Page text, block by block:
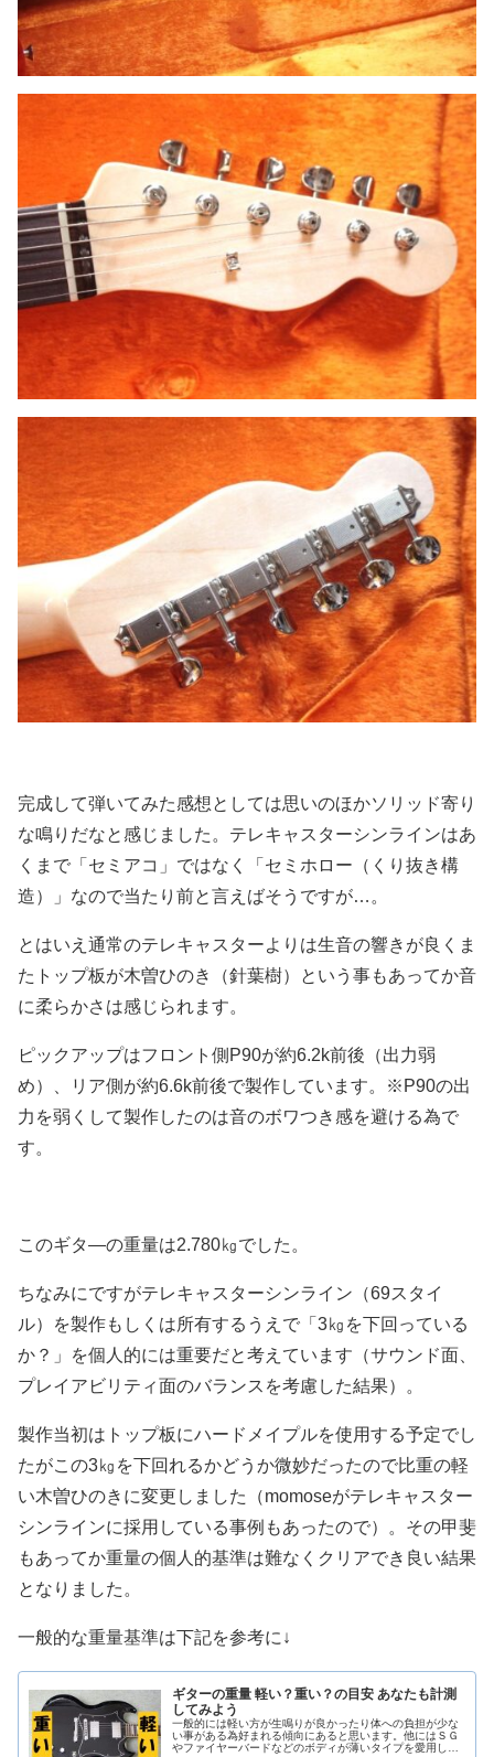
完成して弾いてみた感想としては思いのほかソリッド寄り
な鳴りだなと感じました。テレキャスターシンラインはあ
くまで「セミアコ」ではなく「セミホロー（くり抜き構
造）」なので当たり前と言えばそうですが…。
とはいえ通常のテレキャスターよりは生音の響きが良くま
たトップ板が木曽ひのき（針葉樹）という事もあってか音
に柔らかさは感じられます。
ピックアップはフロント側P90が約6.2k前後（出力弱
め）、リア側が約6.6k前後で製作しています。※P90の出
力を弱くして製作したのは音のボワつき感を避ける為で
す。
このギタ―の重量は2.780㎏でした。
ちなみにですがテレキャスターシンライン（69スタイ
ル）を製作もしくは所有するうえで「3㎏を下回っている
か？」を個人的には重要だと考えています（サウンド面、
プレイアビリティ面のバランスを考慮した結果）。
製作当初はトップ板にハードメイプルを使用する予定でし
たがこの3㎏を下回れるかどうか微妙だったので比重の軽
い木曽ひのきに変更しました（momoseがテレキャスター
シンラインに採用している事例もあったので）。その甲斐
もあってか重量の個人的基準は難なくクリアでき良い結果
となりました。
一般的な重量基準は下記を参考に↓
ギターの重量 軽い？重い？の目安 あなたも計測
してみよう
一般的には軽い方が生鳴りが良かったり体への負担が少な
い事がある為好まれる傾向にあると思います。他にはＳＧ
やファイヤーバードなどのボディが薄いタイプを愛用して